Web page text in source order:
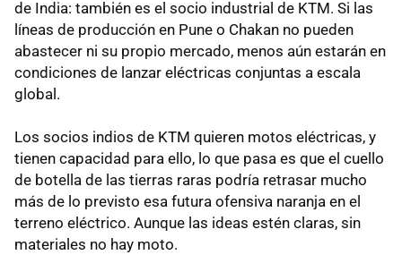
de India: también es el socio industrial de KTM. Si las
líneas de producción en Pune o Chakan no pueden
abastecer ni su propio mercado, menos aún estarán en
condiciones de lanzar eléctricas conjuntas a escala
global.
Los socios indios de KTM quieren motos eléctricas, y
tienen capacidad para ello, lo que pasa es que el cuello
de botella de las tierras raras podría retrasar mucho
más de lo previsto esa futura ofensiva naranja en el
terreno eléctrico. Aunque las ideas estén claras, sin
materiales no hay moto.